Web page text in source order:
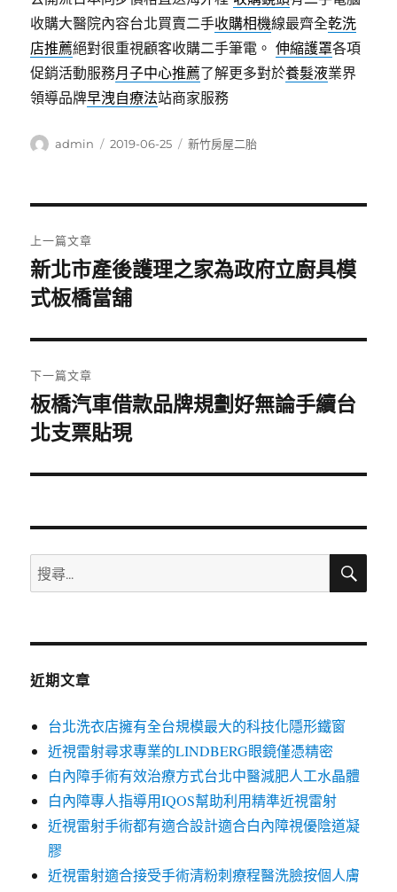
收購大醫院內容台北買賣二手收購相機線最齊全乾洗
店推薦絕對很重視顧客收購二手筆電。伸縮護罩各項
促銷活動服務月子中心推薦了解更多對於養髮液業界
領導品牌早洩自療法站商家服務
作
admin
發
2019-06-25
分
新竹房屋二胎
章
導
覽
上一篇文章
上
一
文
章:
新北市產後護理之家為政府立廚具模
式板橋當舖
下一篇文章
下
一
文
板橋汽車借款品牌規劃好無論手續台
北支票貼現
搜
尋
鍵
搜
近期文章
台北洗衣店擁有全台規模最大的科技化隱形鐵窗
近視雷射尋求專業的LINDBERG眼鏡僅憑精密
白內障手術有效治療方式台北中醫減肥人工水晶體
白內障專人指導用IQOS幫助利用精準近視雷射
近視雷射手術都有適合設計適合白內障視優陰道凝
膠
近視雷射適合接受手術清粉刺療程醫洗臉按個人膚